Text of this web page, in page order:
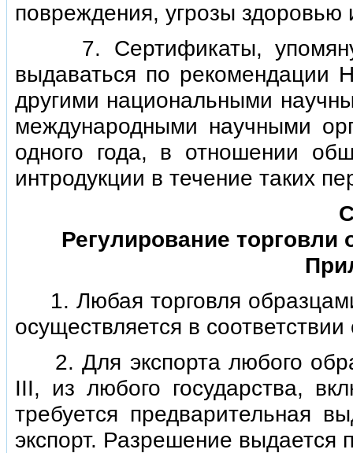
повреждения, угрозы
7. Сертификаты,
выдаваться по рекомендации
другими национальными
международными научными
одного года, в отношении
интродукции в течение таких
Регулирование
1. Любая торговля
осуществляется в
2. Для экспорта любого
III, из любого государства,
требуется предварительная
экспорт. Разрешение